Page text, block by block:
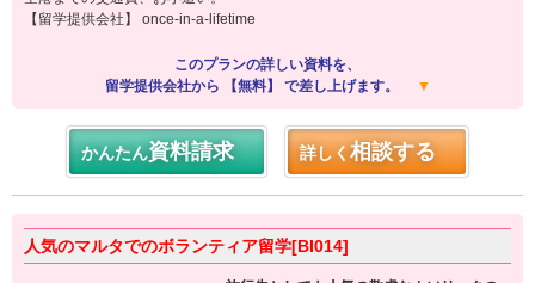
【留学提供会社】 once-in-a-lifetime
このプランの詳しい資料を、
留学提供会社から 【無料】 で差し上げます。
▼
かんたん資料請求 詳しく相談する
人気のマルタでのボランティア留学[BI014]